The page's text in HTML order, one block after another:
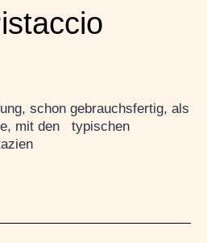
schon gebrauchsfertig, als
mit den typischen